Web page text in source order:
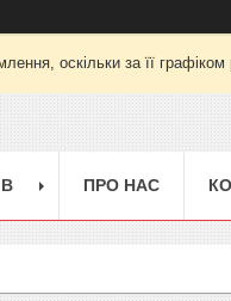
оскільки за її
ПРО НАС